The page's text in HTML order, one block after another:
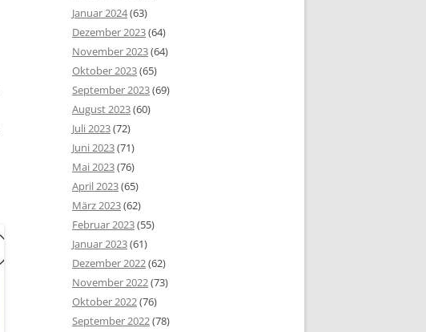
Januar 2024(63)
Dezember 2023(64)
November 2023(64)
Oktober 2023(65)
September 2023(69)
August 2023(60)
Juli 2023(72)
Juni 2023(71)
Mai 2023(76)
April 2023(65)
März 2023(62)
Februar 2023(55)
Januar 2023(61)
Dezember 2022(62)
November 2022(73)
Oktober 2022(76)
September 2022(78)